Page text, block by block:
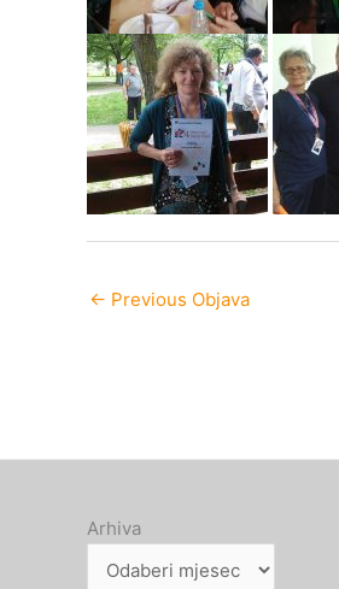
← Previous Objava
Arhiva